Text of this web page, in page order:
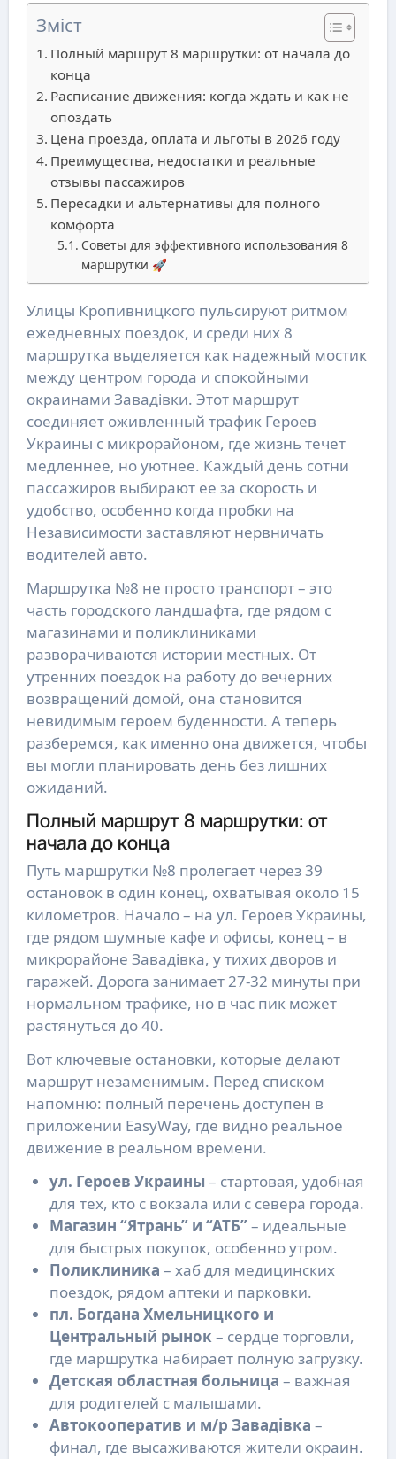
Зміст
Полный маршрут 8 маршрутки: от начала до
конца
Расписание движения: когда ждать и как не
опоздать
Цена проезда, оплата и льготы в 2026 году
Преимущества, недостатки и реальные
отзывы пассажиров
Пересадки и альтернативы для полного
комфорта
Советы для эффективного использования 8
маршрутки 🚀
Улицы Кропивницкого пульсируют ритмом
ежедневных поездок, и среди них 8
маршрутка выделяется как надежный мостик
между центром города и спокойными
окраинами Завадівки. Этот маршрут
соединяет оживленный трафик Героев
Украины с микрорайоном, где жизнь течет
медленнее, но уютнее. Каждый день сотни
пассажиров выбирают ее за скорость и
удобство, особенно когда пробки на
Независимости заставляют нервничать
водителей авто.
Маршрутка №8 не просто транспорт – это
часть городского ландшафта, где рядом с
магазинами и поликлиниками
разворачиваются истории местных. От
утренних поездок на работу до вечерних
возвращений домой, она становится
невидимым героем буденности. А теперь
разберемся, как именно она движется, чтобы
вы могли планировать день без лишних
ожиданий.
Полный маршрут 8 маршрутки: от
начала до конца
Путь маршрутки №8 пролегает через 39
остановок в один конец, охватывая около 15
километров. Начало – на ул. Героев Украины,
где рядом шумные кафе и офисы, конец – в
микрорайоне Завадівка, у тихих дворов и
гаражей. Дорога занимает 27-32 минуты при
нормальном трафике, но в час пик может
растянуться до 40.
Вот ключевые остановки, которые делают
маршрут незаменимым. Перед списком
напомню: полный перечень доступен в
приложении EasyWay, где видно реальное
движение в реальном времени.
ул. Героев Украины – стартовая, удобная
для тех, кто с вокзала или с севера города.
Магазин “Ятрань” и “АТБ”– идеальные
для быстрых покупок, особенно утром.
Поликлиника – хаб для медицинских
поездок, рядом аптеки и парковки.
пл. Богдана Хмельницкого и
Центральный рынок– сердце торговли,
где маршрутка набирает полную загрузку.
Детская областная больница – важная
для родителей с малышами.
Автокооператив и м/р Завадівка –
финал, где высаживаются жители окраин.